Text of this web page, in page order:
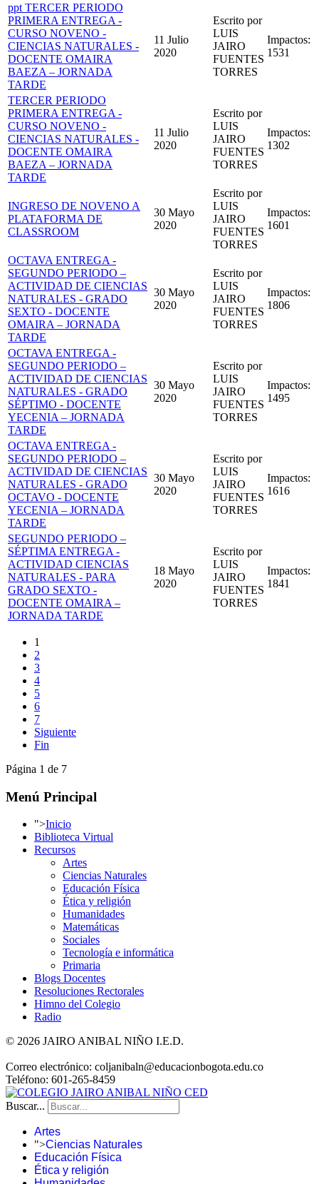
ppt TERCER PERIODO
PRIMERA ENTREGA -
CURSO NOVENO -
CIENCIAS NATURALES -
DOCENTE OMAIRA
BAEZA – JORNADA
TARDE
11 Julio
2020
Escrito por
LUIS
JAIRO
FUENTES
TORRES
Impactos:
1531
TERCER PERIODO
PRIMERA ENTREGA -
CURSO NOVENO -
CIENCIAS NATURALES -
DOCENTE OMAIRA
BAEZA – JORNADA
TARDE
11 Julio
2020
Escrito por
LUIS
JAIRO
FUENTES
TORRES
Impactos:
1302
INGRESO DE NOVENO A
PLATAFORMA DE
CLASSROOM
30 Mayo
2020
Escrito por
LUIS
JAIRO
FUENTES
TORRES
Impactos:
1601
OCTAVA ENTREGA -
SEGUNDO PERIODO –
ACTIVIDAD DE CIENCIAS
NATURALES - GRADO
SEXTO - DOCENTE
OMAIRA – JORNADA
TARDE
30 Mayo
2020
Escrito por
LUIS
JAIRO
FUENTES
TORRES
Impactos:
1806
OCTAVA ENTREGA -
SEGUNDO PERIODO –
ACTIVIDAD DE CIENCIAS
NATURALES - GRADO
SÉPTIMO - DOCENTE
YECENIA – JORNADA
TARDE
30 Mayo
2020
Escrito por
LUIS
JAIRO
FUENTES
TORRES
Impactos:
1495
OCTAVA ENTREGA -
SEGUNDO PERIODO –
ACTIVIDAD DE CIENCIAS
NATURALES - GRADO
OCTAVO - DOCENTE
YECENIA – JORNADA
TARDE
30 Mayo
2020
Escrito por
LUIS
JAIRO
FUENTES
TORRES
Impactos:
1616
SEGUNDO PERIODO –
SÉPTIMA ENTREGA -
ACTIVIDAD CIENCIAS
NATURALES - PARA
GRADO SEXTO -
DOCENTE OMAIRA –
JORNADA TARDE
18 Mayo
2020
Escrito por
LUIS
JAIRO
FUENTES
TORRES
Impactos:
1841
1
2
3
4
5
6
7
Siguiente
Fin
Página 1 de 7
Menú Principal
">Inicio
Biblioteca Virtual
Recursos
Artes
Ciencias Naturales
Educación Física
Ética y religión
Humanidades
Matemáticas
Sociales
Tecnología e informática
Primaria
Blogs Docentes
Resoluciones Rectorales
Himno del Colegio
Radio
© 2026 JAIRO ANIBAL NIÑO I.E.D.
Correo electrónico: coljanibaln@educacionbogota.edu.co
Teléfono: 601-265-8459
Buscar...
Artes
">Ciencias Naturales
Educación Física
Ética y religión